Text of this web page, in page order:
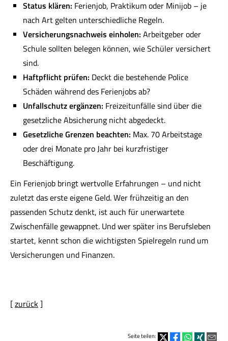
Status klären: Ferienjob, Praktikum oder Minijob – je
nach Art gelten unterschiedliche Regeln.
Versicherungsnachweis einholen: Arbeitgeber oder
Schule sollten belegen können, wie Schüler versichert
sind.
Haft­pflicht prüfen: Deckt die bestehende Police
Schäden während des Ferienjobs ab?
Unfallschutz ergänzen: Freizeitunfälle sind über die
gesetzliche Absicherung nicht abgedeckt.
Gesetzliche Grenzen beachten: Max. 70 Arbeitstage
oder drei Monate pro Jahr bei kurzfristiger
Beschäftigung.
Ein Ferienjob bringt wertvolle Erfahrungen – und nicht
zuletzt das erste eigene Geld. Wer frühzeitig an den
passenden Schutz denkt, ist auch für unerwartete
Zwischenfälle gewappnet. Und wer später ins Berufsleben
startet, kennt schon die wichtigsten Spielregeln rund um
Versicherungen und Finanzen.
[zurück]
Seite teilen: